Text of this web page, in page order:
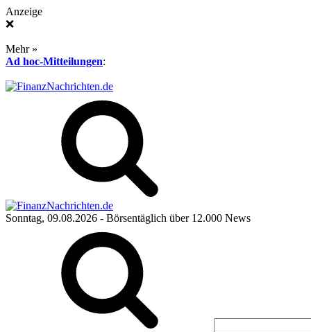
Anzeige
❌
Mehr »
Ad hoc-Mitteilungen:
Sonntag, 09.08.2026 - Börsentäglich über 12.000 News